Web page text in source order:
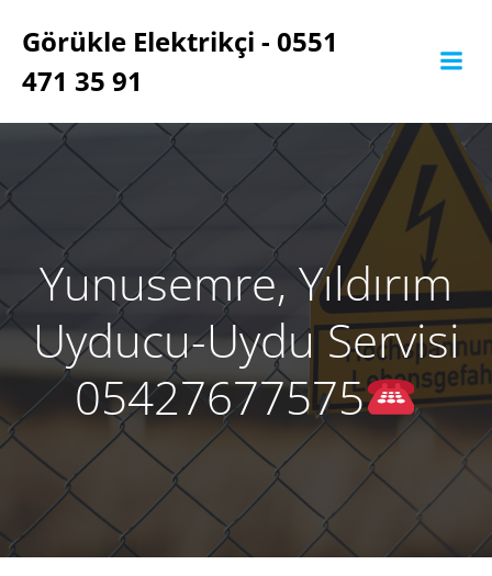
geç
Görükle Elektrikçi - 0551
471 35 91
Yunusemre, Yıldırım
Uyducu-Uydu Servisi
05427677575